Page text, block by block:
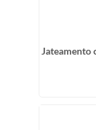
Jateamento